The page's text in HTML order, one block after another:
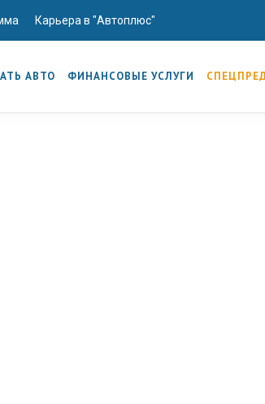
Карьера в "Автоплюс"
АВТО ФИНАНСОВЫЕ УСЛУГИ